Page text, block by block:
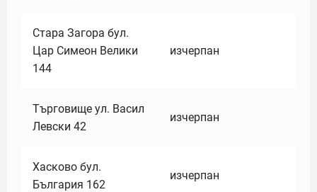
Стара Загора бул.
Цар Симеон Велики
144
изчерпан
Търговище ул. Васил
Левски 42
изчерпан
Хасково бул.
България 162
изчерпан